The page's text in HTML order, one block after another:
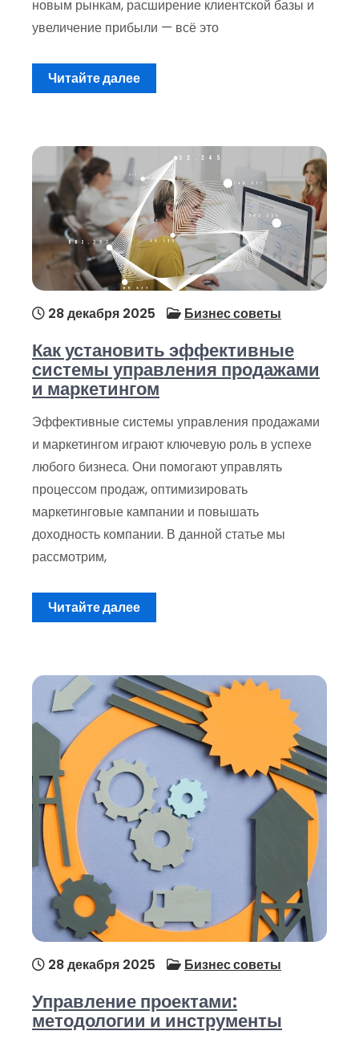
новым рынкам, расширение клиентской базы и
увеличение прибыли — всё это
Читайте далее
28 декабря 2025 Бизнес советы
Как установить эффективные
системы управления продажами
и маркетингом
Эффективные системы управления продажами
и маркетингом играют ключевую роль в успехе
любого бизнеса. Они помогают управлять
процессом продаж, оптимизировать
маркетинговые кампании и повышать
доходность компании. В данной статье мы
рассмотрим,
Читайте далее
28 декабря 2025 Бизнес советы
Управление проектами:
методологии и инструменты